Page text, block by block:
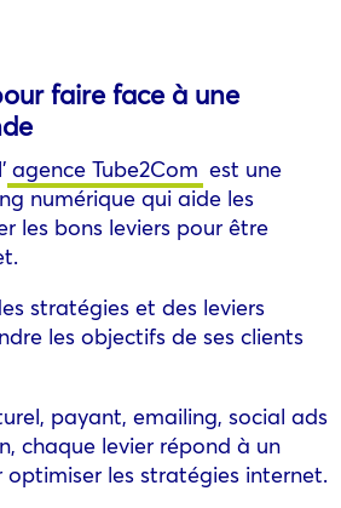
faire face à une
agence Tube2Com est une
numérique qui aide les
les bons leviers pour être
stratégies et des leviers
les objectifs de ses clients
payant, emailing, social ads
chaque levier répond à un
les stratégies internet.